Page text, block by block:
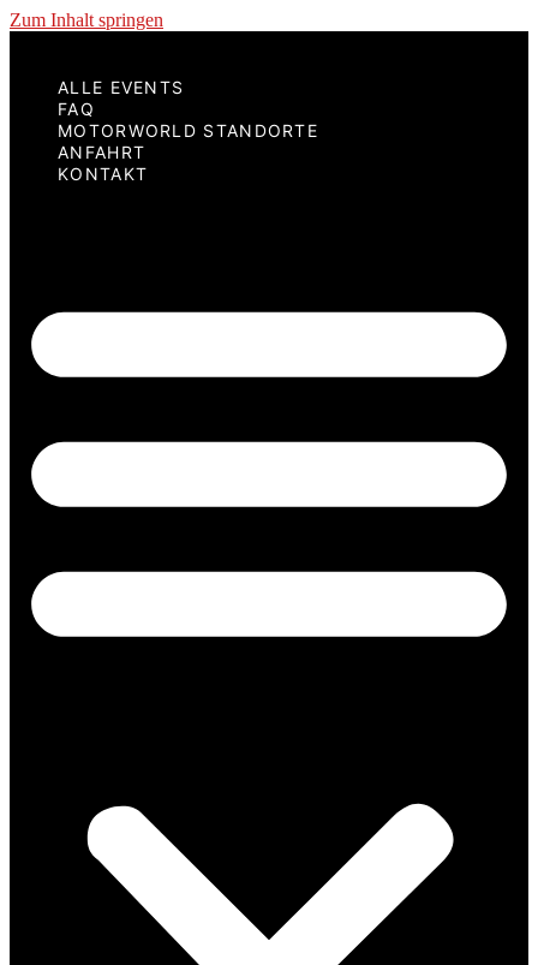
Zum Inhalt springen
ALLE EVENTS
FAQ
MOTORWORLD STANDORTE
ANFAHRT
KONTAKT